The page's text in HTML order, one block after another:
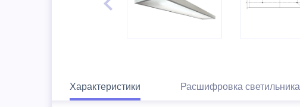
Характеристики Расшифровка светильника